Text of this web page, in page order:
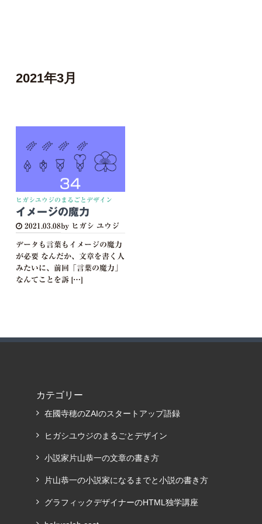
2021年3月
ヒガシユウジのまるごとデザイン
イメージの魔力
2021.03.08by ヒガシ ユウジ
データも言葉もイメージの魔力
が必要 なんだか、文章を書く人
みたいに、前回「言葉の魔力」
なんてことを訴 […]
カテゴリー
在國寺穂のZAIのスタートアップ語録
ヒガシユウジのまるごとデザイン
小説家片山恭一の文章の書き方
片山恭一の小説家になるまでと小説の書き方
グラフィックデザイナーのHTML独学講座